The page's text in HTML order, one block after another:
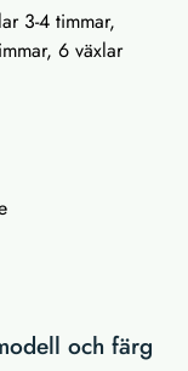
3-4 timmar,
6 växlar
och färg